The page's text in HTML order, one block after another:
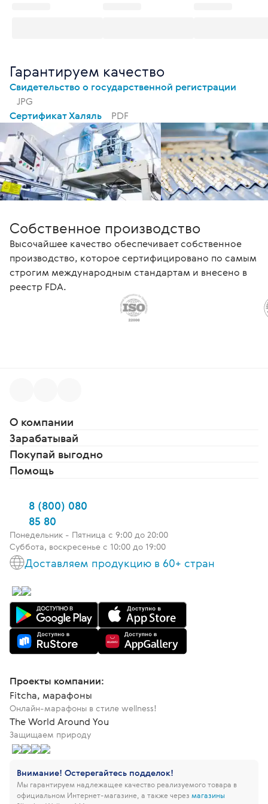
Гарантируем качество
Свидетельство о государственной регистрации
JPG
Сертификат Халяль
PDF
Собственное производство
Высочайшее качество обеспечивает собственное
производство, которое сертифицировано по самым
строгим международным стандартам и внесено в
реестр FDA.
О компании
Зарабатывай
Покупай выгодно
Помощь
8 (800) 080
85 80
Понедельник - Пятница c 9:00 до 20:00
Суббота, воскресенье с 10:00 до 19:00
Доставляем продукцию в 60+ стран
Проекты компании:
Fitcha, марафоны
Онлайн-марафоны в стиле wellness!
The World Around You
Защищаем природу
Внимание! Остерегайтесь подделок!
Мы гарантируем надлежащее качество реализуемого товара в
официальном Интернет-магазине, а также через магазины